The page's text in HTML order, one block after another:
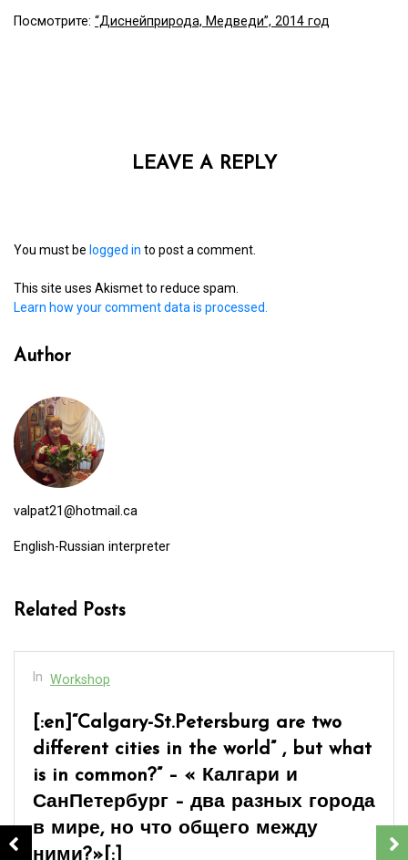
Посмотрите: “Диснейприрода, Медведи”, 2014 год
LEAVE A REPLY
You must be logged in to post a comment.
This site uses Akismet to reduce spam.
Learn how your comment data is processed.
Author
valpat21@hotmail.ca
English-Russian interpreter
Related Posts
In Workshop
[:en]Words – «СЛОВА» мое новое
стихотворение[:]
February 27, 2025
[:en]Стремятся слова золотым потоком, Как струйки
воздуха в ночи, Как трудно все объять одним оком,